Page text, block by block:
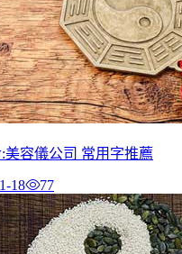
美容儀公司 常用字推薦
18 77